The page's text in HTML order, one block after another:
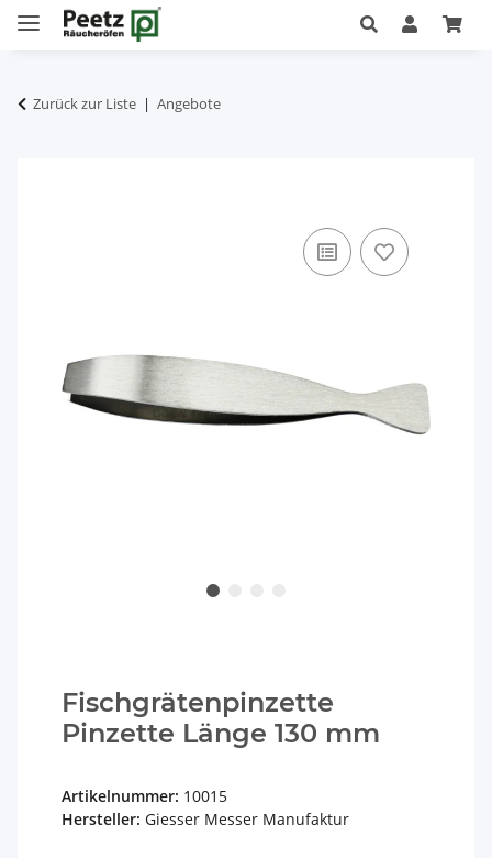
Zurück zur Liste Angebote
Fischgrätenpinzette
Pinzette Länge 130 mm
Artikelnummer: 10015
Hersteller: Giesser Messer Manufaktur